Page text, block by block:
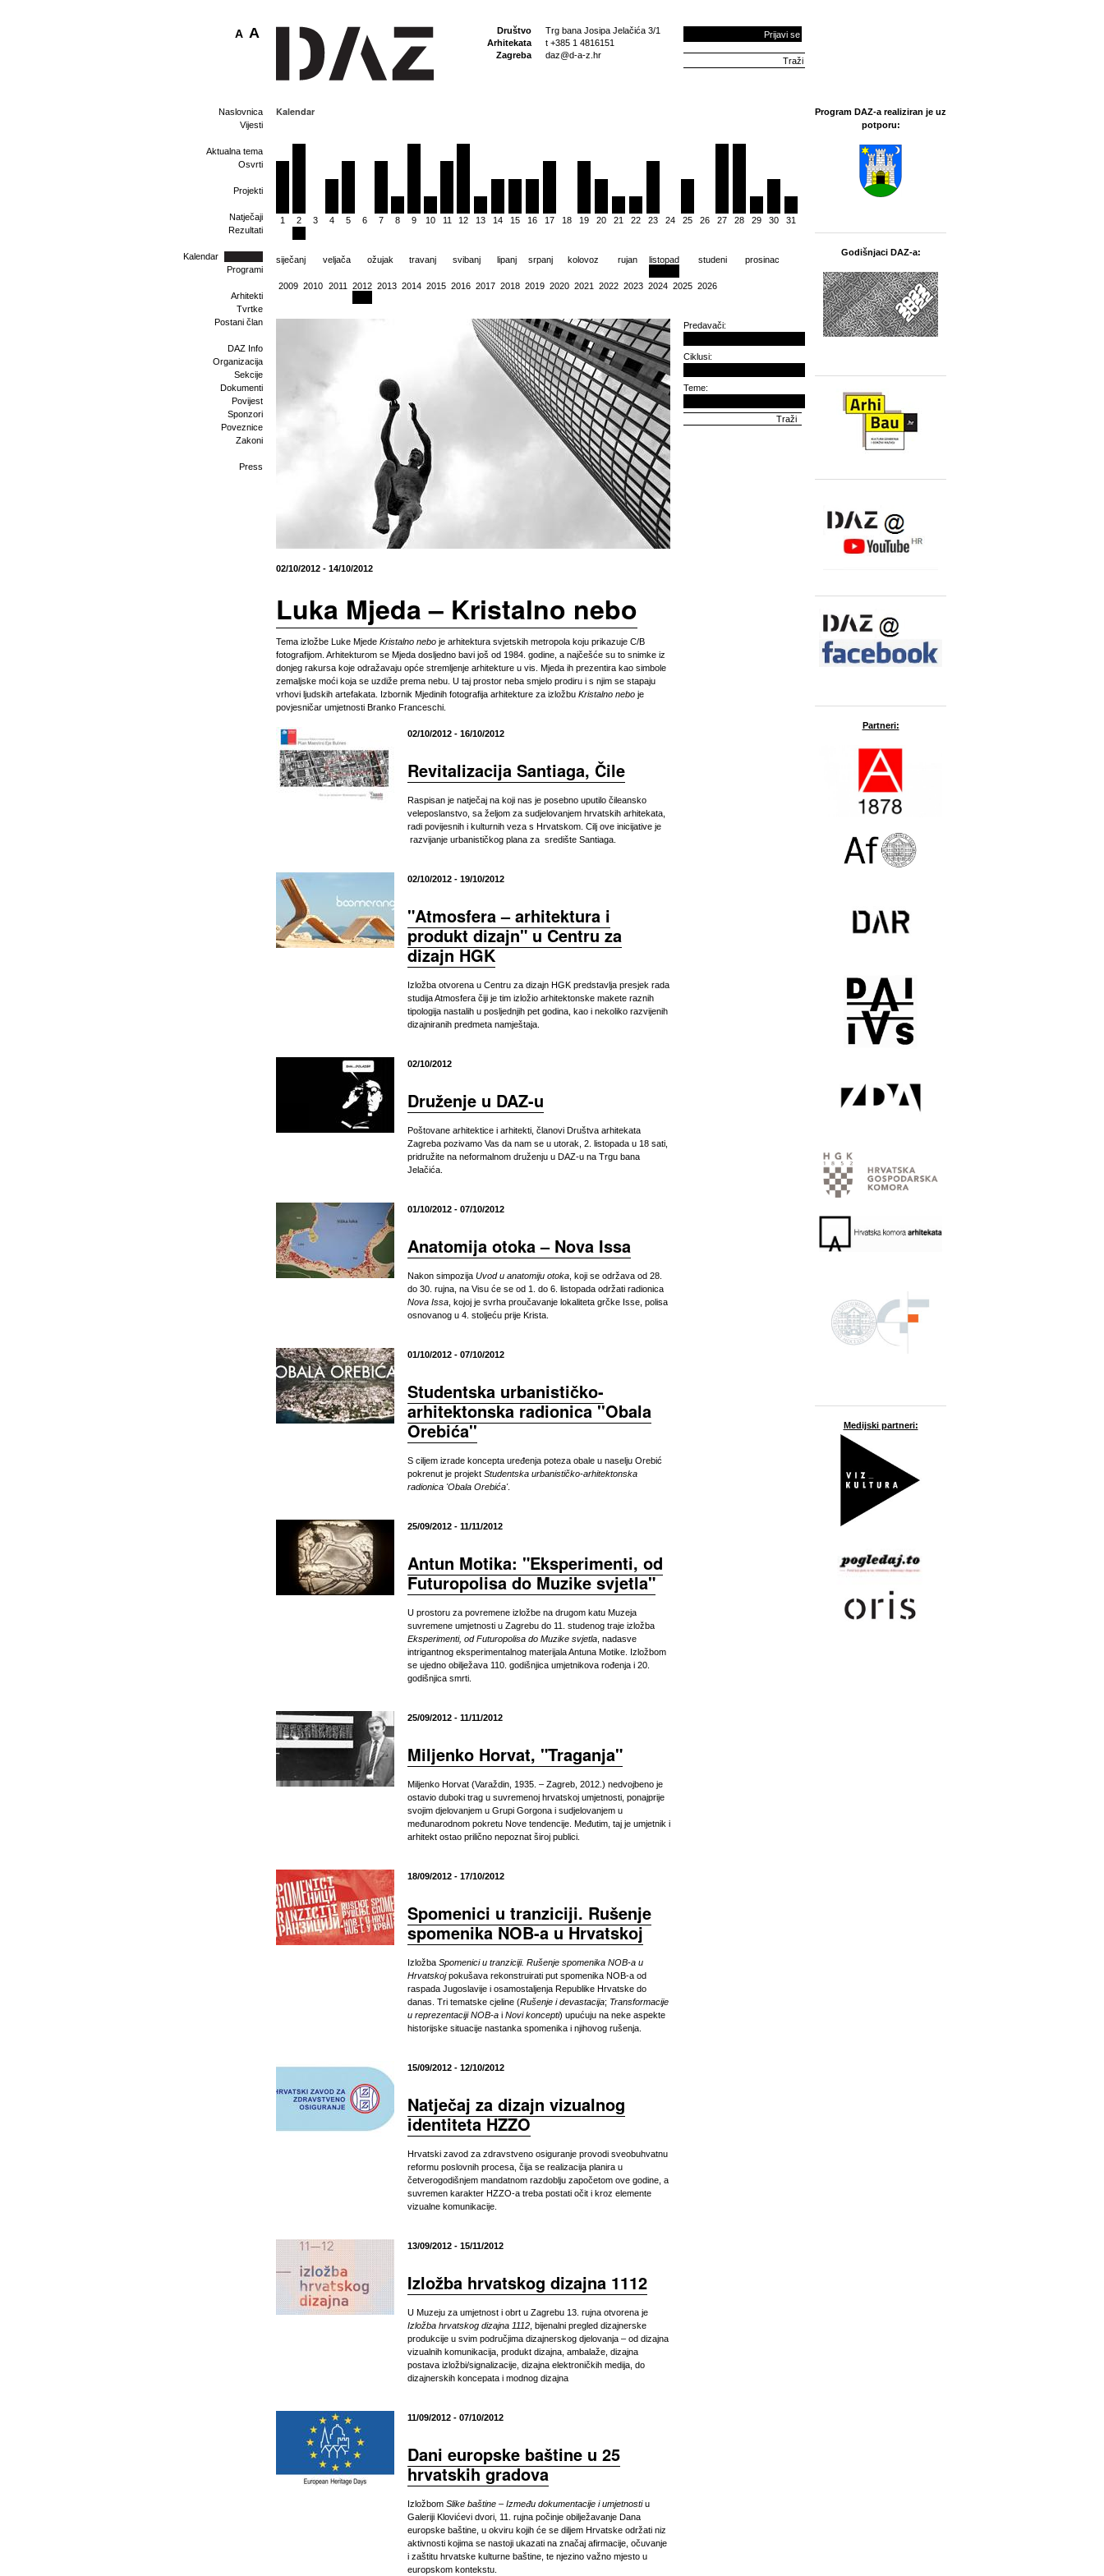
Društvo
Arhitekata
Zagreba
Trg bana Josipa Jelačića 3/1
t +385 1 4816151
daz@d-a-z.hr
Prijavi se
A A
Naslovnica
Vijesti
Aktualna tema
Osvrti
Projekti
Natječaji
Rezultati
Kalendar
Programi
Arhitekti
Tvrtke
Postani član
DAZ Info
Organizacija
Sekcije
Dokumenti
Povijest
Sponzori
Poveznice
Zakoni
Press
Kalendar
1 2 3 4 5 6 7 8 9 10 11 12 13 14 15 16 17 18 19 20 21 22 23 24 25 26 27 28 29 30 31
siječanj veljača ožujak travanj svibanj lipanj srpanj kolovoz rujan listopad studeni prosinac
2009 2010 2011 2012 2013 2014 2015 2016 2017 2018 2019 2020 2021 2022 2023 2024 2025 2026
02/10/2012 - 14/10/2012
Luka Mjeda – Kristalno nebo
Tema izložbe Luke Mjede Kristalno nebo je arhitektura svjetskih metropola koju prikazuje C/B
fotografijom. Arhitekturom se Mjeda dosljedno bavi još od 1984. godine, a najčešće su to snimke iz
donjeg rakursa koje odražavaju opće stremljenje arhitekture u vis. Mjeda ih prezentira kao simbole
zemaljske moći koja se uzdiže prema nebu. U taj prostor neba smjelo prodiru i s njim se stapaju
vrhovi ljudskih artefakata. Izbornik Mjedinih fotografija arhitekture za izložbu Kristalno nebo je
povjesničar umjetnosti Branko Franceschi.
02/10/2012 - 16/10/2012
Revitalizacija Santiaga, Čile
Raspisan je natječaj na koji nas je posebno uputilo čileansko
veleposlanstvo, sa željom za sudjelovanjem hrvatskih arhitekata,
radi povijesnih i kulturnih veza s Hrvatskom. Cilj ove inicijative je
razvijanje urbanističkog plana za središte Santiaga.
02/10/2012 - 19/10/2012
"Atmosfera – arhitektura i
produkt dizajn" u Centru za
dizajn HGK
Izložba otvorena u Centru za dizajn HGK predstavlja presjek rada
studija Atmosfera čiji je tim izložio arhitektonske makete raznih
tipologija nastalih u posljednjih pet godina, kao i nekoliko razvijenih
dizajniranih predmeta namještaja.
02/10/2012
Druženje u DAZ-u
Poštovane arhitektice i arhitekti, članovi Društva arhitekata
Zagreba pozivamo Vas da nam se u utorak, 2. listopada u 18 sati,
pridružite na neformalnom druženju u DAZ-u na Trgu bana
Jelačića.
01/10/2012 - 07/10/2012
Anatomija otoka – Nova Issa
Nakon simpozija Uvod u anatomiju otoka , koji se održava od 28.
do 30. rujna, na Visu će se od 1. do 6. listopada održati radionica
Nova Issa , kojoj je svrha proučavanje lokaliteta grčke Isse, polisa
osnovanog u 4. stoljeću prije Krista.
01/10/2012 - 07/10/2012
Studentska urbanističko-
arhitektonska radionica ''Obala
Orebića''
S ciljem izrade koncepta uređenja poteza obale u naselju Orebić
pokrenut je projekt Studentska urbanističko-arhitektonska
radionica 'Obala Orebića'.
25/09/2012 - 11/11/2012
Antun Motika: "Eksperimenti, od
Futuropolisa do Muzike svjetla"
U prostoru za povremene izložbe na drugom katu Muzeja
suvremene umjetnosti u Zagrebu do 11. studenog traje izložba
Eksperimenti, od Futuropolisa do Muzike svjetla , nadasve
intrigantnog eksperimentalnog materijala Antuna Motike. Izložbom
se ujedno obilježava 110. godišnjica umjetnikova rođenja i 20.
godišnjica smrti.
25/09/2012 - 11/11/2012
Miljenko Horvat, "Traganja"
Miljenko Horvat (Varaždin, 1935. – Zagreb, 2012.) nedvojbeno je
ostavio duboki trag u suvremenoj hrvatskoj umjetnosti, ponajprije
svojim djelovanjem u Grupi Gorgona i sudjelovanjem u
međunarodnom pokretu Nove tendencije. Međutim, taj je umjetnik i
arhitekt ostao prilično nepoznat široj publici.
18/09/2012 - 17/10/2012
Spomenici u tranziciji. Rušenje
spomenika NOB-a u Hrvatskoj
Izložba Spomenici u tranziciji. Rušenje spomenika NOB-a u
Hrvatskojpokušava rekonstruirati put spomenika NOB-a od
raspada Jugoslavije i osamostaljenja Republike Hrvatske do
danas. Tri tematske cjeline (Rušenje i devastacija; Transformacije
u reprezentaciji NOB-a i Novi koncepti) upućuju na neke aspekte
historijske situacije nastanka spomenika i njihovog rušenja.
15/09/2012 - 12/10/2012
Natječaj za dizajn vizualnog
identiteta HZZO
Hrvatski zavod za zdravstveno osiguranje provodi sveobuhvatnu
reformu poslovnih procesa, čija se realizacija planira u
četverogodišnjem mandatnom razdoblju započetom ove godine, a
suvremen karakter HZZO-a treba postati očit i kroz elemente
vizualne komunikacije.
13/09/2012 - 15/11/2012
Izložba hrvatskog dizajna 1112
U Muzeju za umjetnost i obrt u Zagrebu 13. rujna otvorena je
Izložba hrvatskog dizajna 1112 , bijenalni pregled dizajnerske
produkcije u svim područjima dizajnerskog djelovanja – od dizajna
vizualnih komunikacija, produkt dizajna, ambalaže, dizajna
postava izložbi/signalizacije, dizajna elektroničkih medija, do
dizajnerskih koncepata i modnog dizajna
11/09/2012 - 07/10/2012
Dani europske baštine u 25
hrvatskih gradova
Izložbom Slike baštine – Između dokumentacije i umjetnostiu
Galeriji Klovićevi dvori, 11. rujna počinje obilježavanje Dana
europske baštine, u okviru kojih će se diljem Hrvatske održati niz
aktivnosti kojima se nastoji ukazati na značaj afirmacije, očuvanje
i zaštitu hrvatske kulturne baštine, te njezino važno mjesto u
europskom kontekstu.
Predavači:
Ciklusi:
Teme:
Program DAZ-a realiziran je uz
potporu:
Godišnjaci DAZ-a:
Partneri:
Medijski partneri: